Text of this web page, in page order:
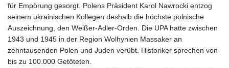
für Empörung gesorgt. Polens Präsident Karol Nawrocki entzog
seinem ukrainischen Kollegen deshalb die höchste polnische
Auszeichnung, den Weißer-Adler-Orden. Die UPA hatte zwischen
1943 und 1945 in der Region Wolhynien Massaker an
zehntausenden Polen und Juden verübt. Historiker sprechen von
bis zu 100.000 Getöteten.